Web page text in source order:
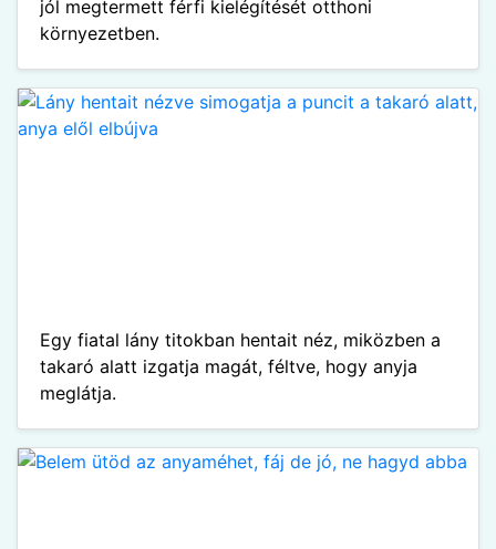
jól megtermett férfi kielégítését otthoni
környezetben.
Egy fiatal lány titokban hentait néz, miközben a
takaró alatt izgatja magát, féltve, hogy anyja
meglátja.